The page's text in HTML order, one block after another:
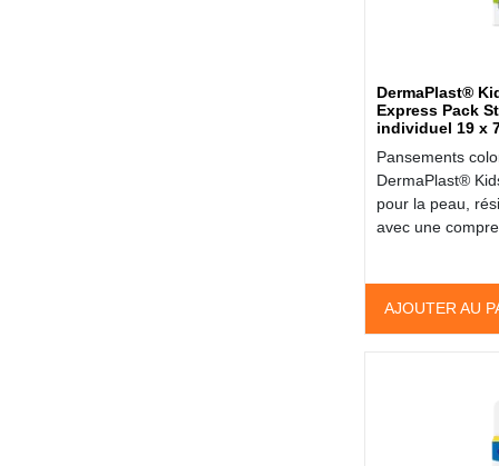
DermaPlast®
Express Pack
individuel 19 x
Pansements
DermaPlast®
pour la peau,
avec une
AJOUTER AU